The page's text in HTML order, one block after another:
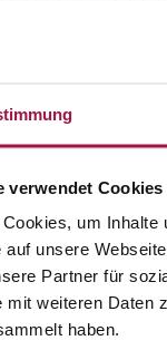
verwendet Cookies
um Inhalte
auf unsere
Partner für
mit weiteren Daten
haben.
23,45€